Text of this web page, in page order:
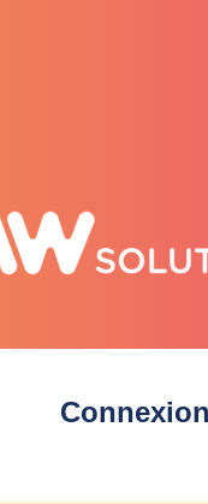
Connexion